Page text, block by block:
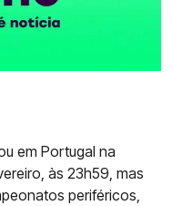
em Portugal na
às 23h59, mas
periféricos,